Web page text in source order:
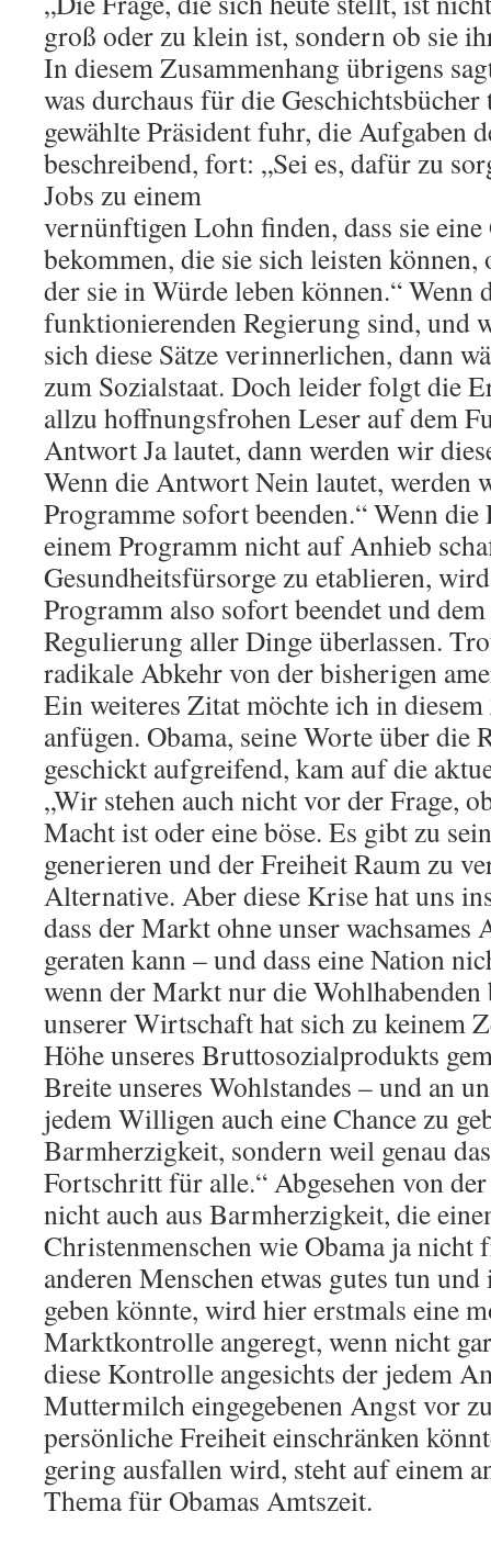
groß oder zu klein ist, sondern ob sie
In diesem Zusammenhang übrigens
was durchaus für die
gewählte Präsident fuhr, die Aufgaben
beschreibend, fort: „Sei es, dafür zu
Jobs zu einem
vernünftigen Lohn finden, dass sie
bekommen, die sie sich leisten können,
der sie in Würde leben können.“ Wenn
funktionierenden Regierung sind, und
sich diese Sätze verinnerlichen, dann
zum Sozialstaat. Doch leider folgt die
allzu hoffnungsfrohen Leser auf dem
Antwort Ja lautet, dann werden wir
Wenn die Antwort Nein lautet, werden
Programme sofort beenden.“ Wenn
einem Programm nicht auf Anhieb
Gesundheitsfürsorge zu etablieren,
Programm also sofort beendet und
Regulierung aller Dinge überlassen.
radikale Abkehr von der bisherigen
Ein weiteres Zitat möchte ich in
anfügen. Obama, seine Worte über die
geschickt aufgreifend, kam auf die
„Wir stehen auch nicht vor der Frage,
Macht ist oder eine böse. Es gibt zu
generieren und der Freiheit Raum zu
Alternative. Aber diese Krise hat uns
dass der Markt ohne unser wachsames
geraten kann – und dass eine Nation
wenn der Markt nur die
unserer Wirtschaft hat sich zu keinem
Höhe unseres Bruttosozialprodukts
Breite unseres Wohlstandes – und an
jedem Willigen auch eine Chance zu
Barmherzigkeit, sondern weil genau
Fortschritt für alle.“ Abgesehen von
nicht auch aus Barmherzigkeit, die
Christenmenschen wie Obama ja nicht
anderen Menschen etwas gutes tun
geben könnte, wird hier erstmals eine
Marktkontrolle angeregt, wenn nicht
diese Kontrolle angesichts der jedem
Muttermilch eingegebenen Angst vor
persönliche Freiheit einschränken
gering ausfallen wird, steht auf einem
Thema für Obamas Amtszeit.